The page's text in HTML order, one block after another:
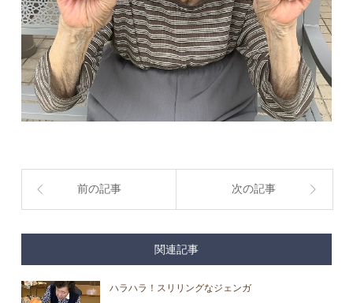
前の記事 次の記事
関連記事
ハラハラ！スリリングなジェンガ